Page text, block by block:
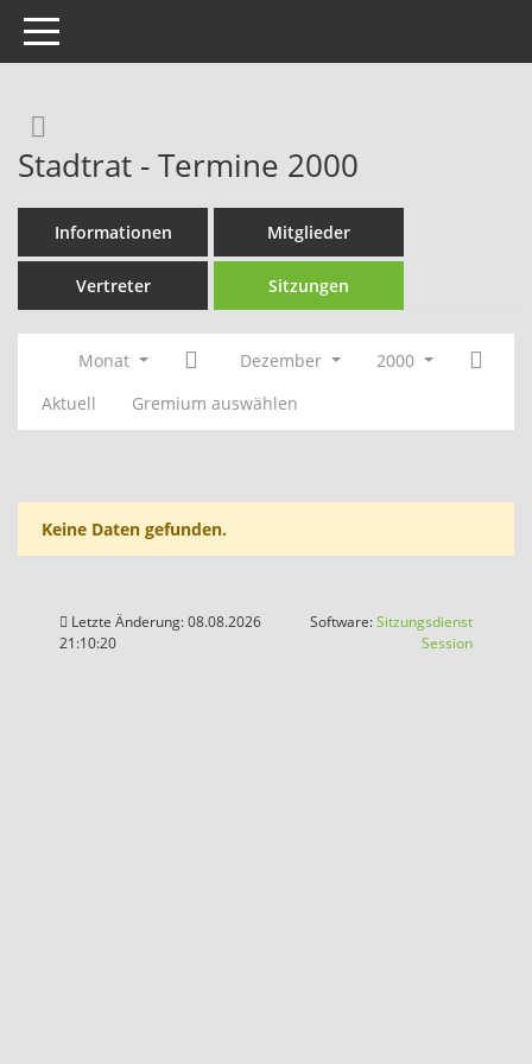
Toggle navigation
Stadtrat - Termine 2000
Informationen Mitglieder
Vertreter Sitzungen
Monat Dezember
2000
Aktuell
Gremium auswählen
Keine Daten gefunden.
Letzte Änderung: 08.08.2026
21:10:20
Software:Sitzungsdienst
Session(Wird in